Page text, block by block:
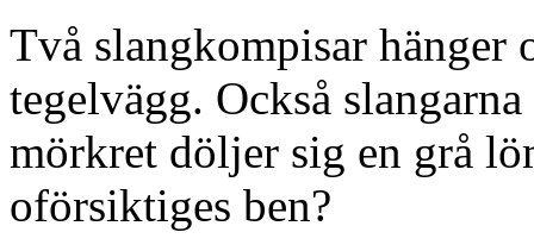
Två slangkompisar hänger
tegelvägg. Också
mörkret döljer sig en grå
oförsiktiges ben?